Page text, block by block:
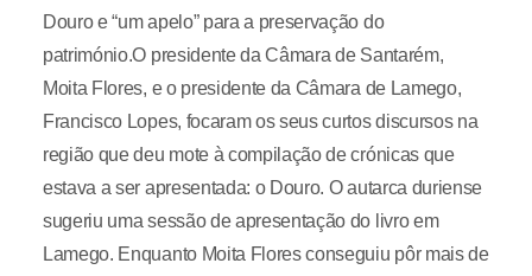
Douro e “um apelo” para a preservação do
património.O presidente da Câmara de Santarém,
Moita Flores, e o presidente da Câmara de Lamego,
Francisco Lopes, focaram os seus curtos discursos na
região que deu mote à compilação de crónicas que
estava a ser apresentada: o Douro. O autarca duriense
sugeriu uma sessão de apresentação do livro em
Lamego. Enquanto Moita Flores conseguiu pôr mais de